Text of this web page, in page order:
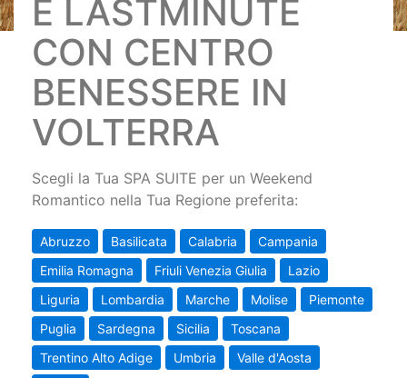
E LASTMINUTE
CON CENTRO
BENESSERE IN
VOLTERRA
Scegli la Tua SPA SUITE per un Weekend
Romantico nella Tua Regione preferita:
Abruzzo Basilicata Calabria
Campania
Emilia Romagna
Friuli Venezia Giulia
Lazio
Liguria
Lombardia Marche Molise
Piemonte
Puglia
Sardegna Sicilia
Toscana
Trentino Alto Adige
Umbria
Valle d'Aosta